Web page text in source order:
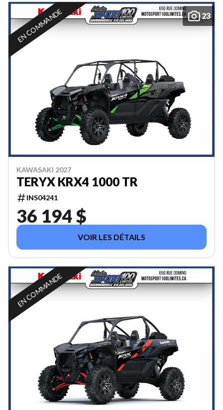
23
EN COMMANDE
KAWASAKI 2027
TERYX KRX4 1000 TR
INS04241
36 194 $
VOIR LES DÉTAILS
EN COMMANDE